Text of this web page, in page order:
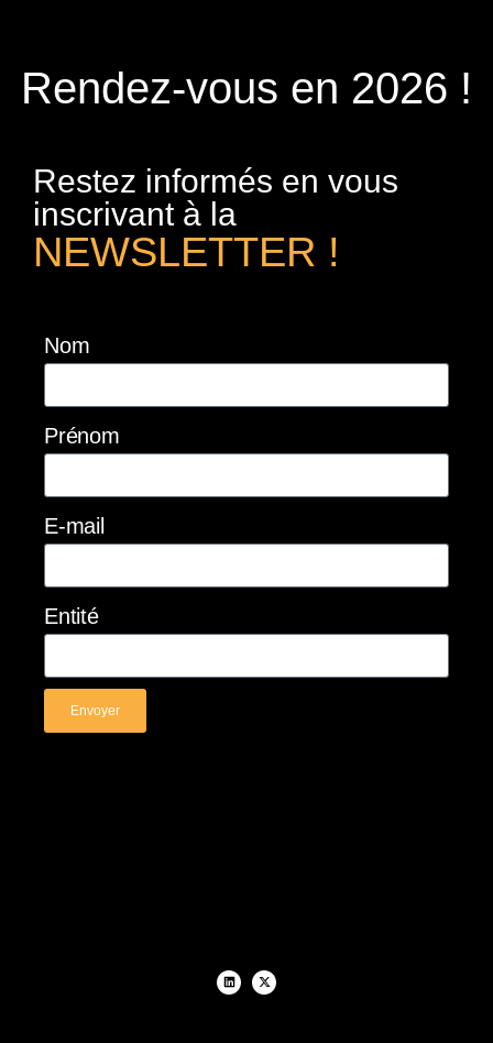
Rendez-vous en 2026 !
Restez informés en vous
inscrivant à la
NEWSLETTER !
Nom
Prénom
E-mail
Entité
Envoyer